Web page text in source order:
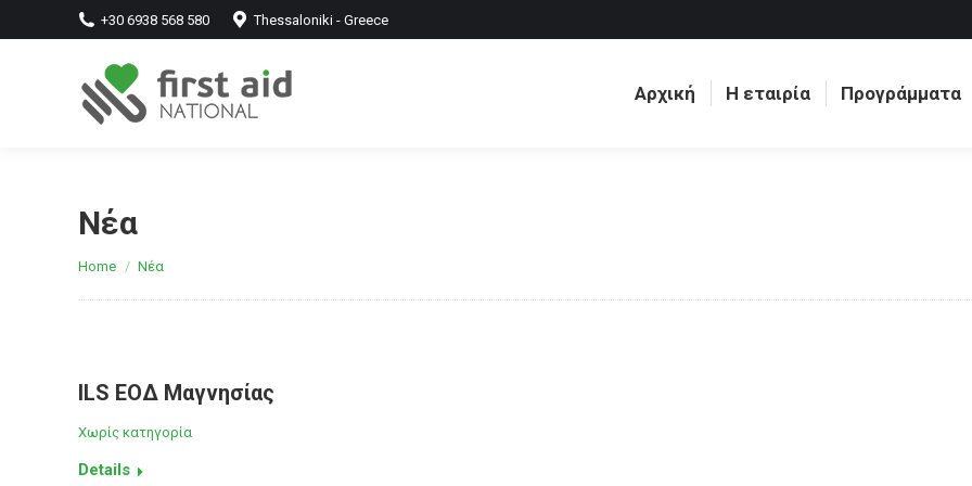
+30 6938 568 580 Thessaloniki - Greece
Αρχική Η εταιρία Προγράμματα
Νέα
You are here:
Home Νέα
ILS ΕΟΔ Μαγνησίας
Χωρίς κατηγορία
Details
Αρχική Η εταιρία Προγράμματα